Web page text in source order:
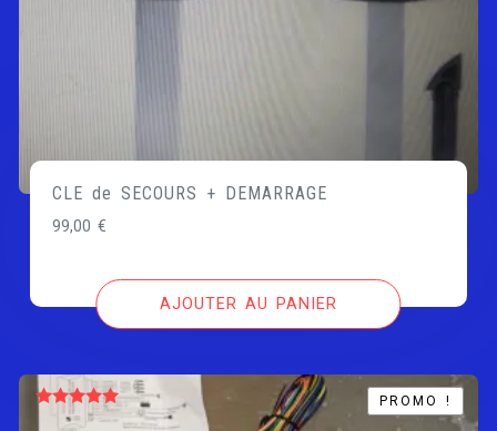
CLE de SECOURS + DEMARRAGE
99,00€
AJOUTER AU PANIER
Note 5.00
PROMO !
PROMO !